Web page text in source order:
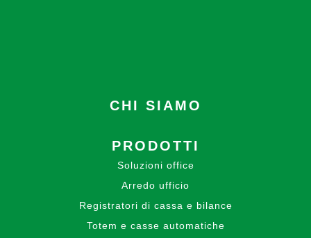
CHI SIAMO
PRODOTTI
Soluzioni office
Arredo ufficio
Registratori di cassa e bilance
Totem e casse automatiche